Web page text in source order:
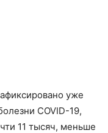
уже
COVID-19,
11 тысяч, меньше